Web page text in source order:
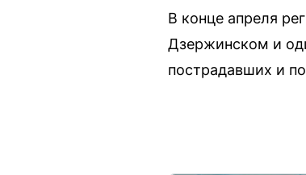
В конце апреля
Дзержинском и
пострадавших и